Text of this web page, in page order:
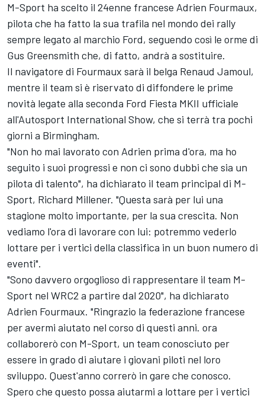
M-Sport ha scelto il 24enne francese Adrien Fourmaux,
pilota che ha fatto la sua trafila nel mondo dei rally
sempre legato al marchio Ford, seguendo così le orme di
Gus Greensmith che, di fatto, andrà a sostituire.
Il navigatore di Fourmaux sarà il belga Renaud Jamoul,
mentre il team si è riservato di diffondere le prime
novità legate alla seconda Ford Fiesta MKII ufficiale
all'Autosport International Show, che si terrà tra pochi
giorni a Birmingham.
"Non ho mai lavorato con Adrien prima d'ora, ma ho
seguito i suoi progressi e non ci sono dubbi che sia un
pilota di talento", ha dichiarato il team principal di M-
Sport, Richard Millener. "Questa sarà per lui una
stagione molto importante, per la sua crescita. Non
vediamo l'ora di lavorare con lui: potremmo vederlo
lottare per i vertici della classifica in un buon numero di
eventi".
"Sono davvero orgoglioso di rappresentare il team M-
Sport nel WRC2 a partire dal 2020", ha dichiarato
Adrien Fourmaux. "Ringrazio la federazione francese
per avermi aiutato nel corso di questi anni. ora
collaborerò con M-Sport, un team conosciuto per
essere in grado di aiutare i giovani piloti nel loro
sviluppo. Quest'anno correrò in gare che conosco.
Spero che questo possa aiutarmi a lottare per i vertici